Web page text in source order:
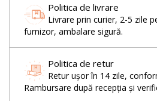
Politica de livrare
Livrare prin curier, 2-5 zile
furnizor, ambalare sigură.
Politica de retur
Retur ușor în 14 zile,
Rambursare după recepția și